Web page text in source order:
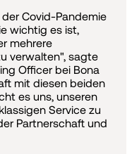
Covid-Pandemie
wichtig es ist,
mehrere
verwalten", sagte
Officer bei Bona
mit diesen beiden
es uns, unseren
Service zu
Partnerschaft und